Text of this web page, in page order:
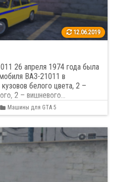
12.06.2019
26 апреля 1974 года была
ВАЗ-21011 в
белого цвета, 2 –
2 – вишневого…
Машины для GTA 5